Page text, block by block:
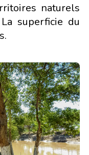
naturels
superficie du